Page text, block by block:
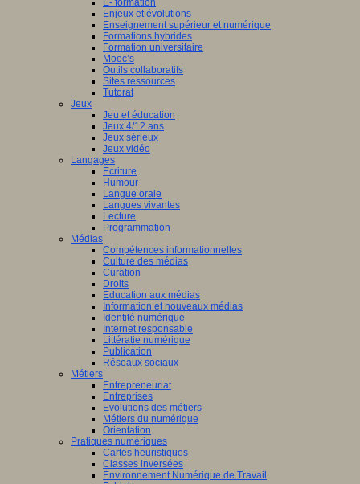
E- formation
Enjeux et évolutions
Enseignement supérieur et numérique
Formations hybrides
Formation universitaire
Mooc’s
Outils collaboratifs
Sites ressources
Tutorat
Jeux
Jeu et éducation
Jeux 4/12 ans
Jeux sérieux
Jeux vidéo
Langages
Ecriture
Humour
Langue orale
Langues vivantes
Lecture
Programmation
Médias
Compétences informationnelles
Culture des médias
Curation
Droits
Education aux médias
Information et nouveaux médias
Identité numérique
Internet responsable
Littératie numérique
Publication
Réseaux sociaux
Métiers
Entrepreneuriat
Entreprises
Evolutions des métiers
Métiers du numérique
Orientation
Pratiques numériques
Cartes heuristiques
Classes inversées
Environnement Numérique de Travail